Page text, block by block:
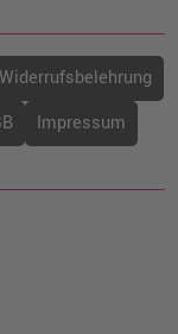
Widerrufsbelehrung
Impressum